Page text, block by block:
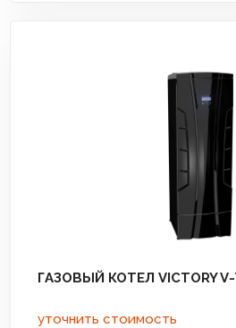
ГАЗОВЫЙ КОТЕЛ VICTORY V-
уточнить стоимость